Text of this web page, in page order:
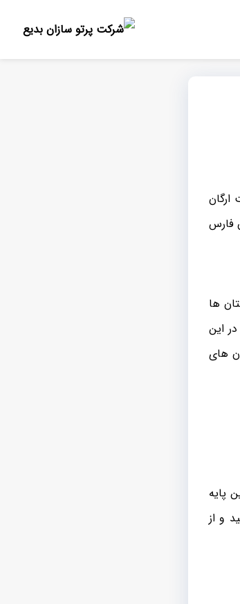
فارس
ها
این
های
پایه
و از